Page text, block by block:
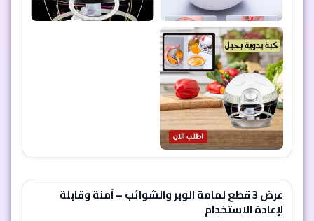
عرض 3 قطع لمامة الوبر والشوائب – آمنة وقابلة
لإعادة الاستخدام